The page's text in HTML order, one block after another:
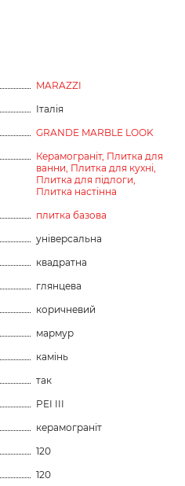
MARAZZI
Італія
GRANDE MARBLE LOOK
Керамограніт, Плитка для
ванни, Плитка для кухні,
Плитка для підлоги,
Плитка настінна
плитка базова
універсальна
квадратна
глянцева
коричневий
мармур
камінь
так
PEI III
керамограніт
120
120